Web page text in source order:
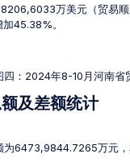
万美元（贸易
45.38%。
四：2024年8-10月河南省
及差额统计
为6473,9844.7265万元